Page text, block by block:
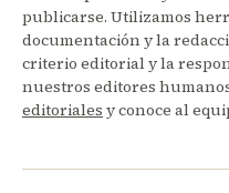
publicarse. Utilizamos
documentación y la
criterio editorial y la
nuestros editores
editoriales y conoce al